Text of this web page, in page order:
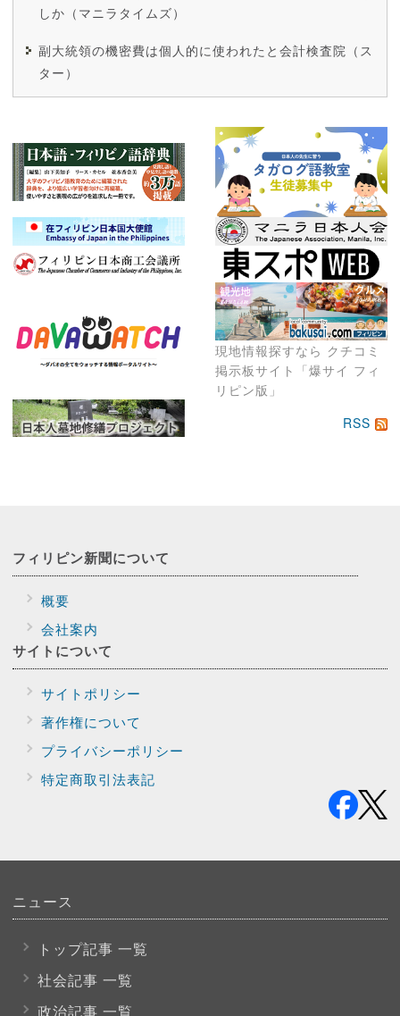
現地情報探すなら クチコミ
掲示板サイト「爆サイ フィ
リピン版」
しか（マニラタイムズ）
副大統領の機密費は個人的に使われたと会計検査院（ス
ター）
RSS
フィリピン新聞について
概要
会社案内
サイトについて
サイトポリシー
著作権について
プライバシーポリシー
特定商取引法表記
ニュース
トップ記事 一覧
社会記事 一覧
政治記事 一覧